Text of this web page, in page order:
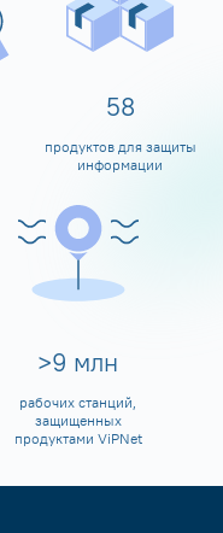
60
продуктов для защиты
информации
>10 млн
рабочих станций,
защищенных
продуктами ViPNet